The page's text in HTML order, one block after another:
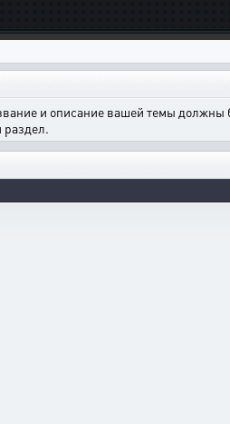
и описание вашей темы
раздел.